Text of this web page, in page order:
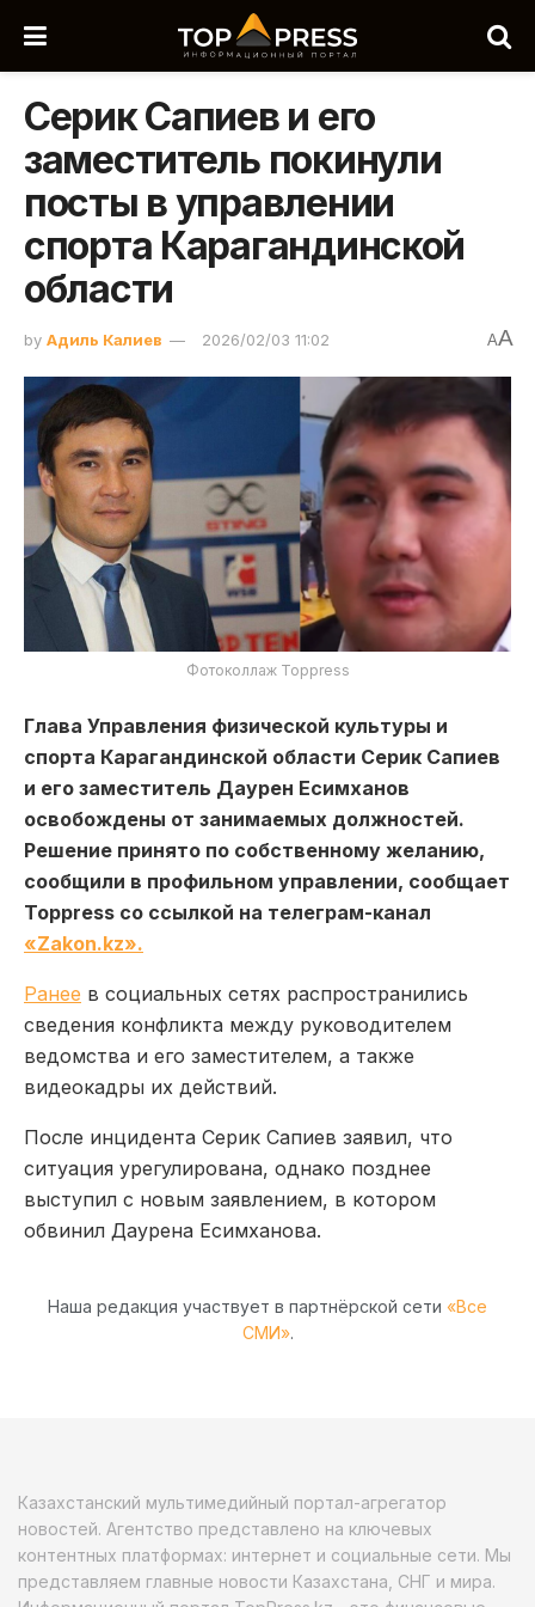
Серик Сапиев и его
заместитель покинули
посты в управлении
спорта Карагандинской
области
by Адиль Калиев 2026/02/03 11:02 AA
Фотоколлаж Toppress
Глава Управления физической культуры и
спорта Карагандинской области Серик Сапиев
и его заместитель Даурен Есимханов
освобождены от занимаемых должностей.
Решение принято по собственному желанию,
сообщили в профильном управлении, сообщает
Toppress со ссылкой на телеграм-канал
«Zakon.kz».
Ранее в социальных сетях распространились
сведения конфликта между руководителем
ведомства и его заместителем, а также
видеокадры их действий.
После инцидента Серик Сапиев заявил, что
ситуация урегулирована, однако позднее
выступил с новым заявлением, в котором
обвинил Даурена Есимханова.
Наша редакция участвует в партнёрской сети «Все
СМИ».
Казахстанский мультимедийный портал-агрегатор
новостей. Агентство представлено на ключевых
контентных платформах: интернет и социальные сети. Мы
представляем главные новости Казахстана, СНГ и мира.